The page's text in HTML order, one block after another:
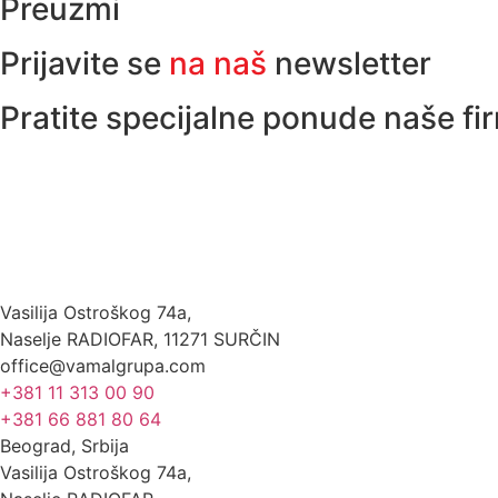
Preuzmi
Prijavite se na naš newsletter
Pratite specijalne ponude naše
Vasilija Ostroškog 74a,
Naselje RADIOFAR, 11271 SURČIN
office@vamalgrupa.com
+381 11 313 00 90
+381 66 881 80 64
Beograd, Srbija
Vasilija Ostroškog 74a,